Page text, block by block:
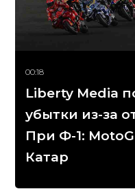
00:18
Liberty Media
убытки из-за
При Ф-1:
Катар